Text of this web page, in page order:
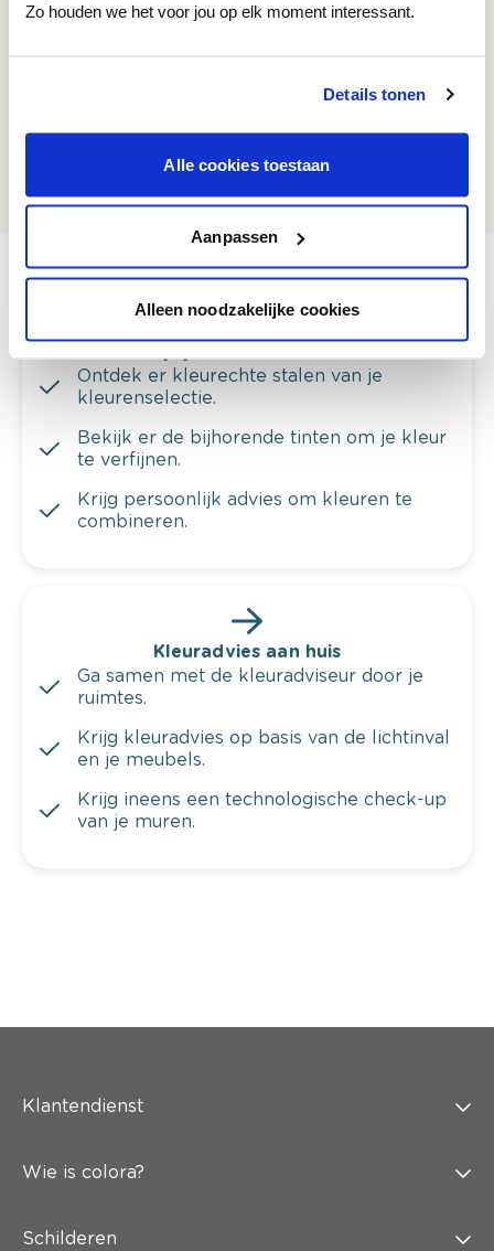
Zo houden we het voor jou op elk moment interessant.
Details tonen
Alle cookies toestaan
Aanpassen
Alleen noodzakelijke cookies
Military Green
Ontdek er kleurechte stalen van je
kleurenselectie.
Bekijk er de bijhorende tinten om je kleur
te verfijnen.
Krijg persoonlijk advies om kleuren te
combineren.
Kleuradvies aan huis
Ga samen met de kleuradviseur door je
ruimtes.
Krijg kleuradvies op basis van de lichtinval
en je meubels.
Krijg ineens een technologische check-up
van je muren.
Klantendienst
Wie is colora?
Schilderen